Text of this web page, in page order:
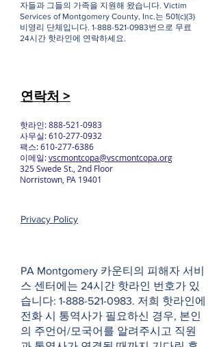
자들과 그들의 가족을 지원해 왔습니다. Victim
Services of Montgomery County, Inc.는 501(c)(3)
비영리 단체입니다. 1-888-521-0983번으로 무료
24시간 핫라인에 연락하세요.
연락처 >
핫라인:888-521-0983
사무실:610-277-0932
팩스:610-277-6386
이메일:vscmontcopa@vscmontcopa.org
325 Swede St., 2nd Floor
Norristown, PA 19401
Privacy Policy
PA Montgomery 카운티의 피해자 서비
스 센터에는 24시간 핫라인 번호가 있
습니다: 1-888-521-0983. 저희 핫라인에
전화 시 통역사가 필요하신 경우, 본인
의 주언어/모국어를 알려주시고 직원